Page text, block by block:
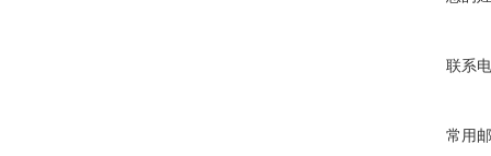
联系
常用